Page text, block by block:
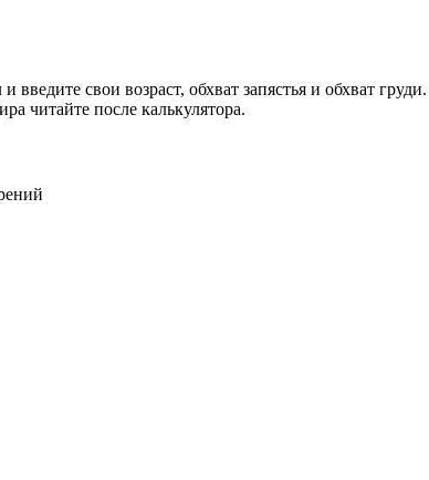
свои возраст, обхват запястья и обхват груди.
читайте после калькулятора.